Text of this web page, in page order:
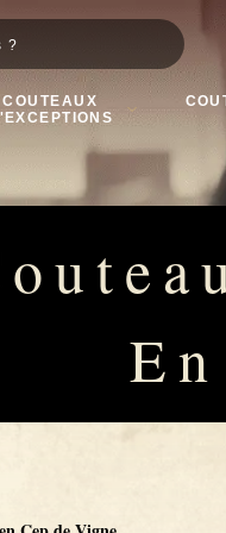
COUTEAUX